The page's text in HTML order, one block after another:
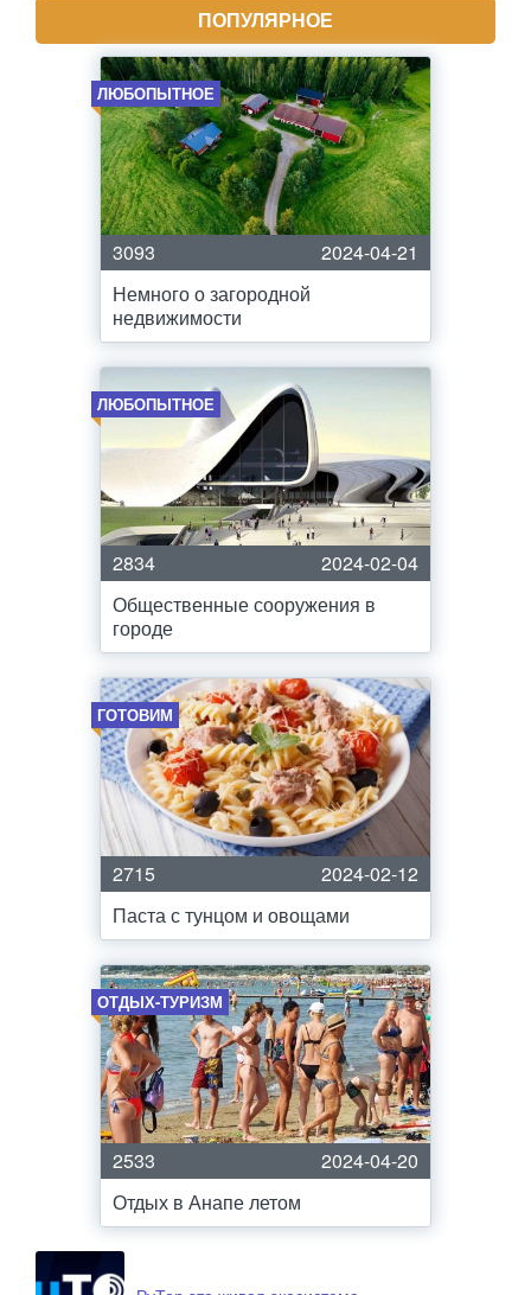
ПОПУЛЯРНОЕ
ЛЮБОПЫТНОЕ
3093
2024-04-21
Немного о загородной
недвижимости
ЛЮБОПЫТНОЕ
2834
2024-02-04
Общественные сооружения в
городе
ГОТОВИМ
2715
2024-02-12
Паста с тунцом и овощами
ОТДЫХ-ТУРИЗМ
2533
2024-04-20
Отдых в Анапе летом